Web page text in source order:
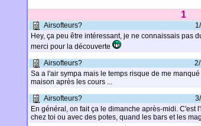
1
Airsofteurs?
Hey, ça peu être intéressant, je ne connaissais pas
merci pour la découverte
Airsofteurs?
Sa a l'air sympa mais le temps risque de me
maison après les cours ...
Airsofteurs?
En général, on fait ça le dimanche après-midi. C'est
chez toi ou avec des potes, quand les bars et les